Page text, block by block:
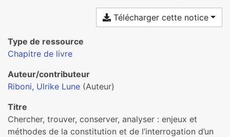
Télécharger cette notice
Type de ressource
Chapitre de livre
Auteur/contributeur
Riboni, Ulrike Lune (Auteur)
Titre
Chercher, trouver, conserver, analyser : enjeux et
méthodes de la constitution et de l’interrogation d’un